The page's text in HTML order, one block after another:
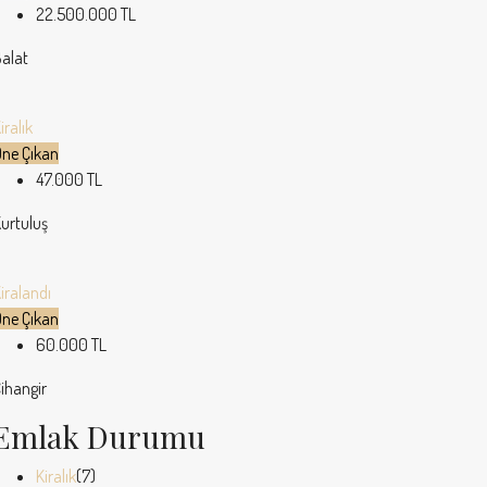
22.500.000 TL
Çıkan
47.000 TL
Çıkan
60.000 TL
Durumu
Kiralık(7)